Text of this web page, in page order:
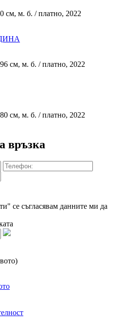
см, м. б. / платно, 2022
см, м. б. / платно, 2022
см, м. б. / платно, 2022
връзка
се съгласявам данните ми да